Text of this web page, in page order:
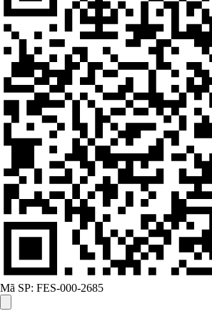
Mã SP: FES-000-2685